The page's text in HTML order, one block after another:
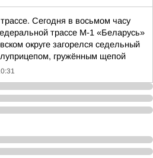
Сегодня в восьмом часу
трассе М-1 «Беларусь»
округе загорелся седельный
гружённым щепой